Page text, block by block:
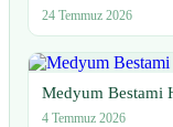
24 Temmuz 2026
Medyum Bestami
4 Temmuz 2026